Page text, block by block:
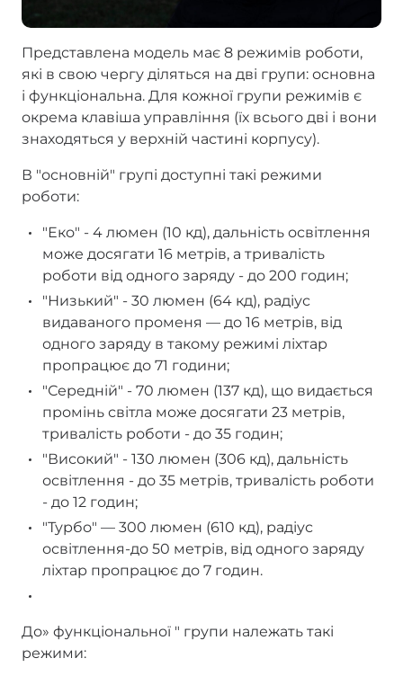
Представлена модель має 8 режимів роботи,
які в свою чергу діляться на дві групи: основна
і функціональна. Для кожної групи режимів є
окрема клавіша управління (їх всього дві і вони
знаходяться у верхній частині корпусу).
В "основній" групі доступні такі режими
роботи:
"Еко" - 4 люмен (10 кд), дальність освітлення
може досягати 16 метрів, а тривалість
роботи від одного заряду - до 200 годин;
"Низький" - 30 люмен (64 кд), радіус
видаваного променя — до 16 метрів, від
одного заряду в такому режимі ліхтар
пропрацює до 71 години;
"Середній" - 70 люмен (137 кд), що видається
промінь світла може досягати 23 метрів,
тривалість роботи - до 35 годин;
"Високий" - 130 люмен (306 кд), дальність
освітлення - до 35 метрів, тривалість роботи
- до 12 годин;
"Турбо" — 300 люмен (610 кд), радіус
освітлення-до 50 метрів, від одного заряду
ліхтар пропрацює до 7 годин.
До» функціональної " групи належать такі
режими: